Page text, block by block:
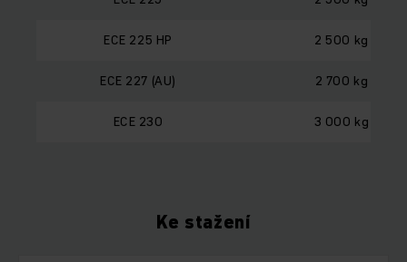
ECE 225 HP 2 500 kg
ECE 227 (AU) 2 700 kg
ECE 230 3 000 kg
Ke stažení